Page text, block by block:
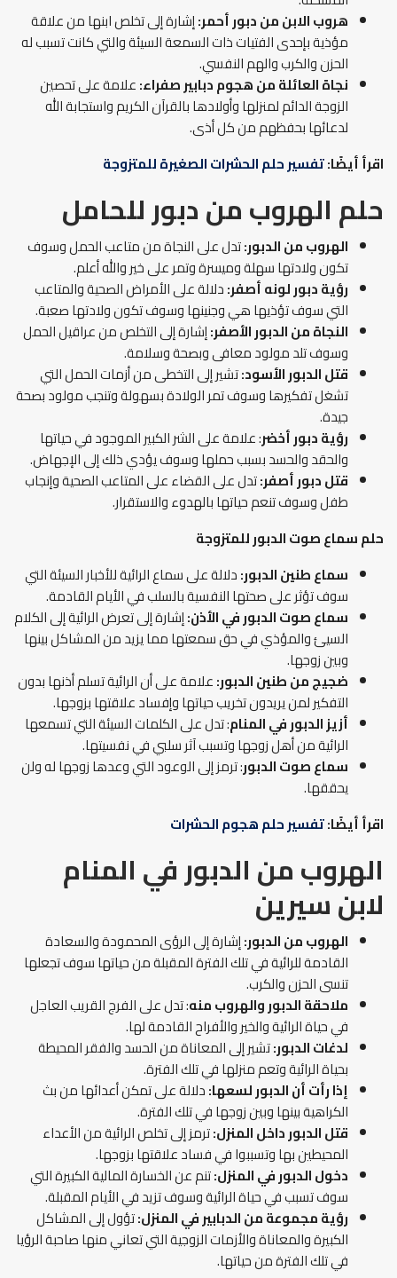
هروب الابن من دبور أحمر:إشارة إلى تخلص ابنها من علاقة
مؤذية بإحدى الفتيات ذات السمعة السيئة والتي كانت تسبب له
الحزن والكرب والهم النفسي.
نجاة العائلة من هجوم دبابير صفراء:علامة على تحصين
الزوجة الدائم لمنزلها وأولادها بالقرآن الكريم واستجابة الله
لدعائها بحفظهم من كل أذى.
اقرأ أيضًا:تفسير حلم الحشرات الصغيرة للمتزوجة
حلم الهروب من دبور للحامل
الهروب من الدبور:تدل على النجاة من متاعب الحمل وسوف
تكون ولادتها سهلة وميسرة وتمر على خير والله أعلم.
رؤية دبور لونه أصفر:دلالة على الأمراض الصحية والمتاعب
التي سوف تؤذيها هي وجنينها وسوف تكون ولادتها صعبة.
النجاة من الدبور الأصفر:إشارة إلى التخلص من عراقيل الحمل
وسوف تلد مولود معافى وبصحة وسلامة.
قتل الدبور الأسود:تشير إلى التخطى من أزمات الحمل التي
تشغل تفكيرها وسوف تمر الولادة بسهولة وتنجب مولود بصحة
جيدة.
رؤية دبور أخضر: علامة على الشر الكبير الموجود في حياتها
والحقد والحسد بسبب حملها وسوف يؤدي ذلك إلى الإجهاض.
قتل دبور أصفر:تدل على القضاء على المتاعب الصحية وإنجاب
طفل وسوف تنعم حياتها بالهدوء والاستقرار.
حلم سماع صوت الدبور للمتزوجة
سماع طنين الدبور:دلالة على سماع الرائية للأخبار السيئة التي
سوف تؤثر على صحتها النفسية بالسلب في الأيام القادمة.
سماع صوت الدبور في الأذن:إشارة إلى تعرض الرائية إلى الكلام
السيئ والمؤذي في حق سمعتها مما يزيد من المشاكل بينها
وبين زوجها.
ضجيج من طنين الدبور:علامة على أن الرائية تسلم أذنها بدون
التفكير لمن يريدون تخريب حياتها وإفساد علاقتها بزوجها.
أزيز الدبورفي المنام: تدل على الكلمات السيئة التي تسمعها
الرائية من أهل زوجها وتسبب آثر سلبي في نفسيتها.
سماع صوت الدبور: ترمز إلى الوعود التي وعدها زوجها له ولن
يحققها.
اقرأ أيضًا:تفسير حلم هجوم الحشرات
الهروب من الدبور في المنام
لابن سيرين
الهروب من الدبور:إشارة إلى الرؤى المحمودة والسعادة
القادمة للرائية في تلك الفترة المقبلة من حياتها سوف تجعلها
تنسى الحزن والكرب.
ملاحقة الدبور والهروب منه: تدل على الفرج القريب العاجل
في حياة الرائية والخير والأفراح القادمة لها.
لدغات الدبور:تشير إلى المعاناة من الحسد والفقر المحيطة
بحياة الرائية وتعم منزلها في تلك الفترة.
إذا رأت أن الدبور لسعها:دلالة على تمكن أعدائها من بث
الكراهية بينها وبين زوجها في تلك الفترة.
قتل الدبور داخل المنزل:ترمز إلى تخلص الرائية من الأعداء
المحيطين بها وتسببوا في فساد علاقتها بزوجها.
دخول الدبور في المنزل:تنم عن الخسارة المالية الكبيرة التي
سوف تسبب في حياة الرائية وسوف تزيد في الأيام المقبلة.
رؤية مجموعة من الدبابير في المنزل:تؤول إلى المشاكل
الكبيرة والمعاناة والأزمات الزوجية التي تعاني منها صاحبة الرؤيا
في تلك الفترة من حياتها.